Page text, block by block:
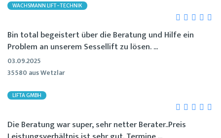
WACHSMANN LIFT-TECHNIK
Bin total begeistert über die Beratung und Hilfe ein
Problem an unserem Sessellift zu lösen. ...
03.09.2025
35580 aus Wetzlar
LIFTA GMBH
Die Beratung war super, sehr netter Berater..Preis